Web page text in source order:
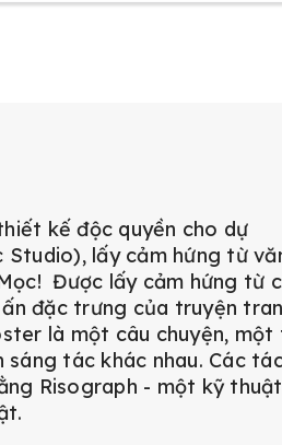
kế độc quyền cho dự
Studio), lấy cảm hứng từ
Được lấy cảm hứng từ
đặc trưng của truyện
là một câu chuyện, một
tác khác nhau. Các
Risograph - một kỹ